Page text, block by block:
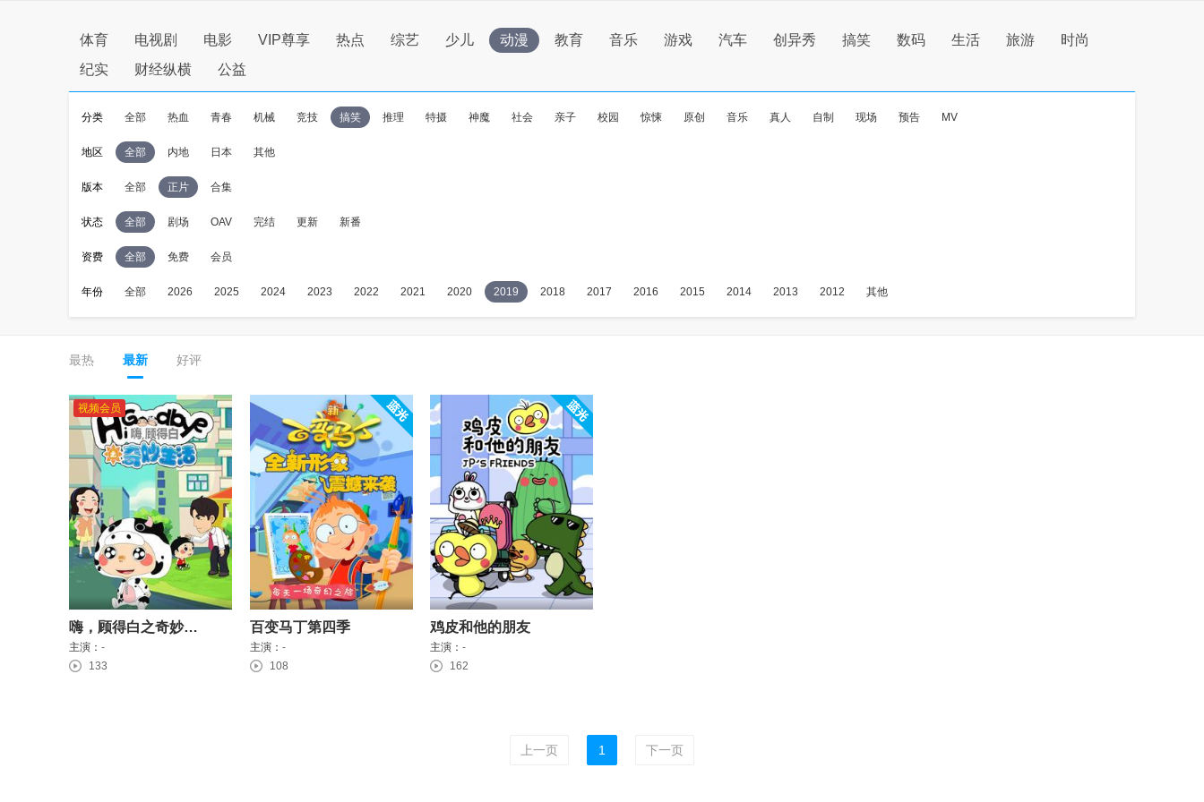
体育 电视剧 电影 VIP尊享 热点 综艺 少儿 动漫 教育 音乐 游戏 汽车 创异秀 搞笑 数码 生活 旅游
时尚
纪实
财经纵横 公益
分类 全部 热血 青春 机械 竞技 搞笑 推理 特摄 神魔 社会 亲子 校园 惊悚 原创 音乐 真人 自制 现场 预告 MV
地区 全部 内地 日本 其他
版本 全部 正片 合集
状态 全部 剧场 OAV 完结 更新 新番
资费 全部 免费 会员
年份 全部 2026 2025 2024 2023 2022 2021 2020 2019 2018 2017 2016 2015 2014 2013 2012 其他
最热 最新 好评
视频会员
嗨，顾得白之奇妙生活
主演： -
133
百变马丁第四季
主演： -
108
鸡皮和他的朋友
主演： -
162
上一页 1 下一页